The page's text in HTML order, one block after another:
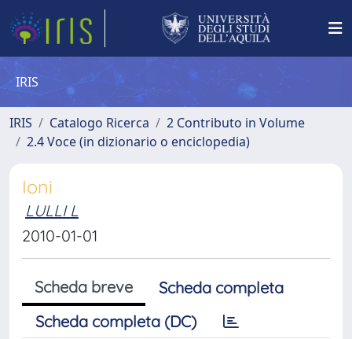
IRIS
IRIS Catalogo Ricerca
2 Contributo in Volume
2.4 Voce (in dizionario o enciclopedia)
Ioni
LULLI L
2010-01-01
Scheda breve
Scheda completa
Scheda completa (DC)